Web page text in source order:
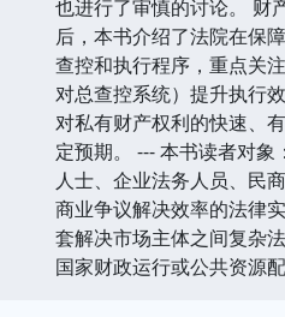
也进行了审慎的讨论。 财
后，本书介绍了法院在保
查控和执行程序，重点关
对总查控系统）提升执行
对私有财产权利的快速、
定预期。 --- 本书读者对
人士、企业法务人员、民
商业争议解决效率的法律
套解决市场主体之间复杂
国家财政运行或公共资源